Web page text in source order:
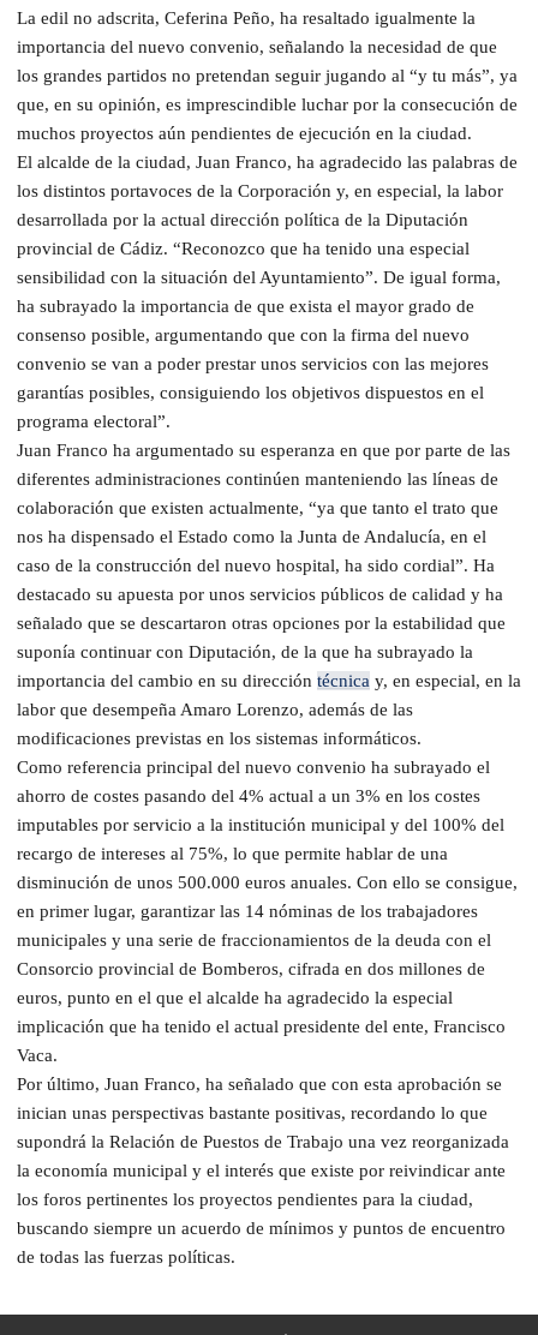
La edil no adscrita, Ceferina Peño, ha resaltado igualmente la
importancia del nuevo convenio, señalando la necesidad de que
los grandes partidos no pretendan seguir jugando al “y tu más”, ya
que, en su opinión, es imprescindible luchar por la consecución de
muchos proyectos aún pendientes de ejecución en la ciudad.
El alcalde de la ciudad, Juan Franco, ha agradecido las palabras de
los distintos portavoces de la Corporación y, en especial, la labor
desarrollada por la actual dirección política de la Diputación
provincial de Cádiz. “Reconozco que ha tenido una especial
sensibilidad con la situación del Ayuntamiento”. De igual forma,
ha subrayado la importancia de que exista el mayor grado de
consenso posible, argumentando que con la firma del nuevo
convenio se van a poder prestar unos servicios con las mejores
garantías posibles, consiguiendo los objetivos dispuestos en el
programa electoral”.
Juan Franco ha argumentado su esperanza en que por parte de las
diferentes administraciones continúen manteniendo las líneas de
colaboración que existen actualmente, “ya que tanto el trato que
nos ha dispensado el Estado como la Junta de Andalucía, en el
caso de la construcción del nuevo hospital, ha sido cordial”. Ha
destacado su apuesta por unos servicios públicos de calidad y ha
señalado que se descartaron otras opciones por la estabilidad que
suponía continuar con Diputación, de la que ha subrayado la
importancia del cambio en su dirección técnica y, en especial, en la
labor que desempeña Amaro Lorenzo, además de las
modificaciones previstas en los sistemas informáticos.
Como referencia principal del nuevo convenio ha subrayado el
ahorro de costes pasando del 4% actual a un 3% en los costes
imputables por servicio a la institución municipal y del 100% del
recargo de intereses al 75%, lo que permite hablar de una
disminución de unos 500.000 euros anuales. Con ello se consigue,
en primer lugar, garantizar las 14 nóminas de los trabajadores
municipales y una serie de fraccionamientos de la deuda con el
Consorcio provincial de Bomberos, cifrada en dos millones de
euros, punto en el que el alcalde ha agradecido la especial
implicación que ha tenido el actual presidente del ente, Francisco
Vaca.
Por último, Juan Franco, ha señalado que con esta aprobación se
inician unas perspectivas bastante positivas, recordando lo que
supondrá la Relación de Puestos de Trabajo una vez reorganizada
la economía municipal y el interés que existe por reivindicar ante
los foros pertinentes los proyectos pendientes para la ciudad,
buscando siempre un acuerdo de mínimos y puntos de encuentro
de todas las fuerzas políticas.